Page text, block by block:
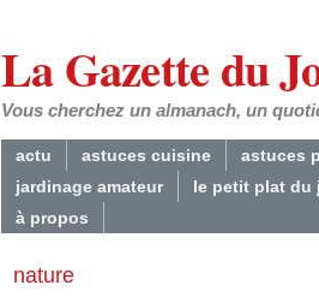
La Gazette du
Vous cherchez un almanach, un
actu astuces cuisine astuces
jardinage amateur
le petit plat du
à propos
nature